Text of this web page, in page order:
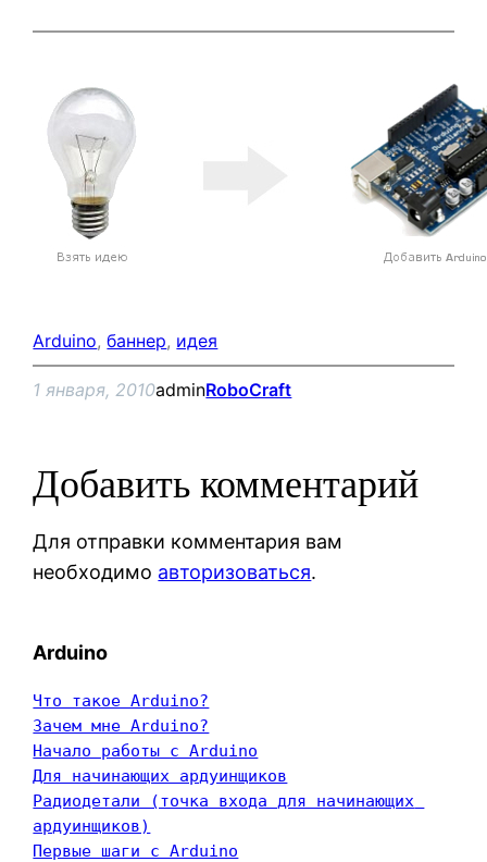
Arduino, баннер, идея
1 января, 2010adminRoboCraft
Добавить комментарий
Для отправки комментария вам
необходимо авторизоваться.
Arduino
Что такое Arduino?
Зачем мне Arduino?
Начало работы с Arduino
Для начинающих ардуинщиков
Радиодетали (точка входа для начинающих
ардуинщиков)
Первые шаги с Arduino